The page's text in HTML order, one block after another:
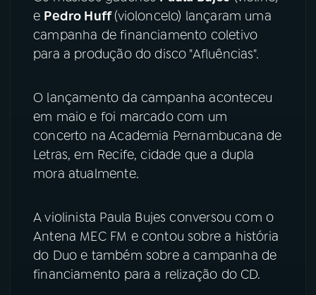
YouTube Facebook
TikTok
e Pedro Huff(violoncelo) lançaram uma
campanha de financiamento coletivo
para a produção do disco "Afluências".
O lançamento da campanha aconteceu
em maio e foi marcado com um
concerto na Academia Pernambucana de
Letras, em Recife, cidade que a dupla
mora atualmente.
A violinista Paula Bujes conversou com o
Antena MEC FM e contou sobre a história
do Duo e também sobre a campanha de
financiamento para a relização do CD.